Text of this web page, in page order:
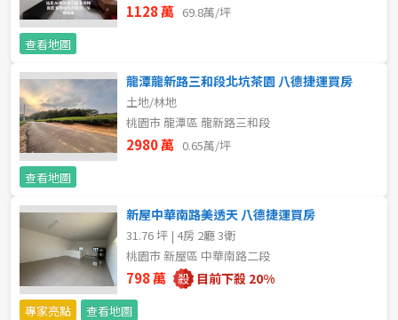
新竹市
苗栗縣
台中市
南投縣
雲林縣
嘉義市
不拘 公寓 電梯大樓
別墅
農舍 辦公
廠辦 倉庫 土地
坪數
不拘
20~30 坪 30~40 坪
1128 萬 69.8萬/坪
查看地圖
龍潭龍新路三和段北坑茶園 八德捷運買房
土地/林地
桃園市 龍潭區 龍新路三和段
2980 萬 0.65萬/坪
查看地圖
新屋中華南路美透天 八德捷運買房
31.76 坪 | 4房 2廳 3衛
桃園市 新屋區 中華南路二段
798 萬 目前下殺 20%
專家亮點 查看地圖